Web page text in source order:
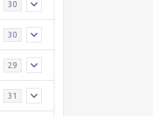
30
30
29
31